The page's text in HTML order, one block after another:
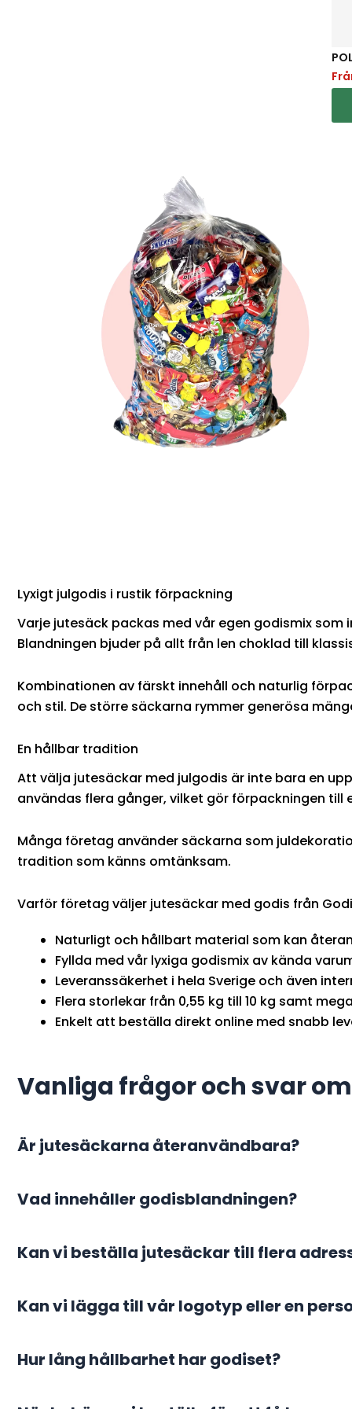
Lyxigt julgodis i rustik förpackning
Varje jutesäck packas med vår egen godismix som
Blandningen bjuder på allt från len choklad till
Kombinationen av färskt innehåll och naturlig
och stil. De större säckarna rymmer generösa
En hållbar tradition
Att välja jutesäckar med julgodis är inte bara en
användas flera gånger, vilket gör förpackningen till
Många företag använder säckarna som
tradition som känns omtänksam.
Varför företag väljer jutesäckar med godis från
Natu­r­ligt och hållbart material som kan
Fyllda med vår lyxiga godismix av kända
Leveranssäkerhet i hela Sverige och även
Flera storlekar från 0,55 kg till 10 kg samt
Enkelt att beställa direkt online med snabb
Vanliga frågor och svar
Är jutesäckarna återanvändbara?
Vad innehåller godisblandningen?
Kan vi beställa jutesäckar till flera
Kan vi lägga till vår logotyp eller en
Hur lång hållbarhet har godiset?